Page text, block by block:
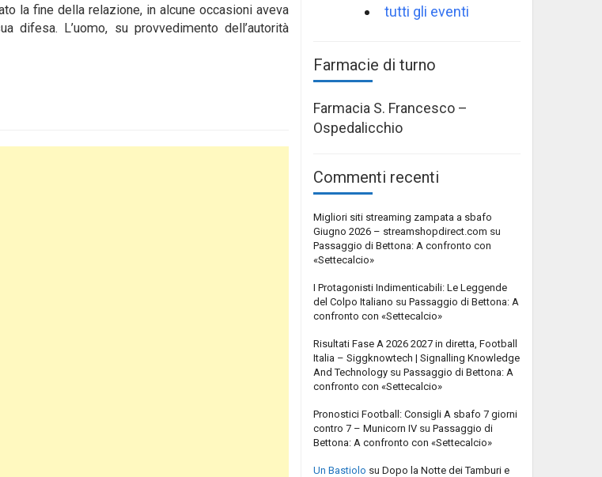
la fine della relazione, in alcune occasioni aveva
difesa. L’uomo, su provvedimento dell’autorità
tutti gli eventi
Farmacie di turno
Farmacia S. Francesco –
Ospedalicchio
Commenti recenti
Migliori siti streaming zampata a sbafo
Giugno 2026 – streamshopdirect.com su
Passaggio di Bettona: A confronto con
«Settecalcio»
I Protagonisti Indimenticabili: Le Leggende
del Colpo Italiano su Passaggio di Bettona: A
confronto con «Settecalcio»
Risultati Fase A 2026 2027 in diretta, Football
Italia – Siggknowtech | Signalling Knowledge
And Technology su Passaggio di Bettona: A
confronto con «Settecalcio»
Pronostici Football: Consigli A sbafo 7 giorni
contro 7 – Municorn IV su Passaggio di
Bettona: A confronto con «Settecalcio»
Un Bastiolo su Dopo la Notte dei Tamburi e